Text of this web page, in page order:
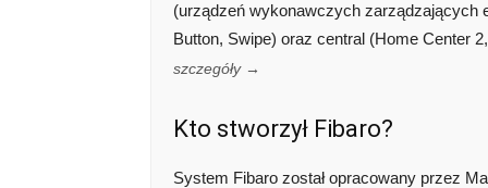
(urządzeń wykonawczych zarządzających
Button, Swipe) oraz central (Home Center
szczegóły →
Kto stworzył Fibaro?
System Fibaro został opracowany przez